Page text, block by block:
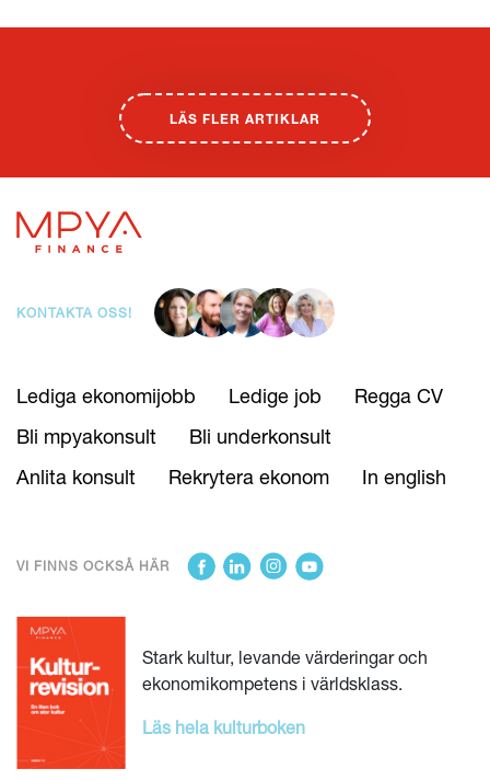
LÄS FLER ARTIKLAR
Lediga ekonomijobb Ledige job
Regga CV
Bli mpyakonsult
Bli underkonsult
Anlita konsult
Rekrytera ekonom In english
Stark kultur, levande värderingar och
ekonomikompetens i världsklass.
Läs hela kulturboken
KONTAKTA OSS!
VI FINNS OCKSÅ HÄR